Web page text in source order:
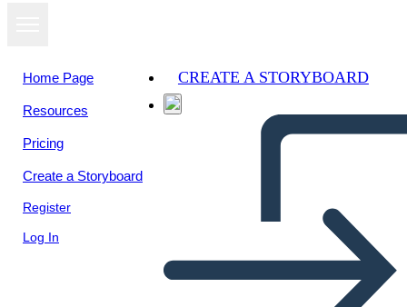
Home Page
Resources
Pricing
Create a Storyboard
Register
Log In
CREATE A STORYBOARD